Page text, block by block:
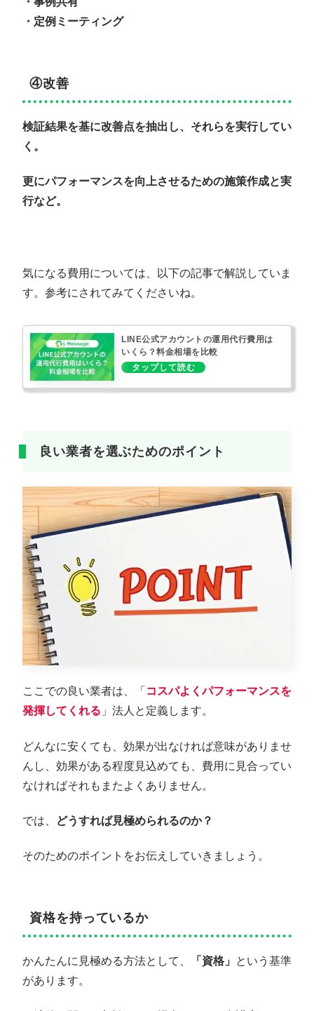
・定例ミーティング
④改善
検証結果を基に改善点を抽出し、それらを実行してい
く。
更にパフォーマンスを向上させるための施策作成と実
行など。
気になる費用については、以下の記事で解説していま
す。参考にされてみてくださいね。
LINE公式アカウントの運用代行費用は
いくら？料金相場を比較
良い業者を選ぶためのポイント
ここでの良い業者は、「 コスパよくパフォーマンスを
発揮してくれる 」法人と定義します。
どんなに安くても、効果が出なければ意味がありませ
んし、効果がある程度見込めても、費用に見合ってい
なければそれもまたよくありません。
では、 どうすれば見極められるのか？
そのためのポイントをお伝えしていきましょう。
資格を持っているか
かんたんに見極める方法として、 「資格」
という基準
があります。